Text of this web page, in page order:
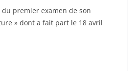
premier examen de son
» dont a fait part le 18 avril